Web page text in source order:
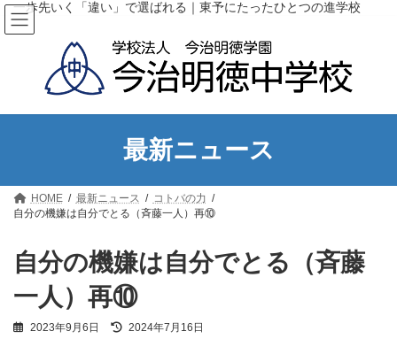
コ
ン
テ
キ
ナ
ビ
ゲ
に
一歩先いく「違い」で選ばれる｜東予にたったひとつの進学校
最新ニュース
HOME 最新ニュース
コトバの力
自分の機嫌は自分でとる（斉藤一人）再⑩
自分の機嫌は自分でとる（斉藤
一人）再⑩
2023年9月6日
最
2024年7月16日